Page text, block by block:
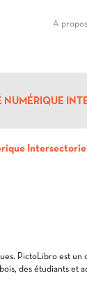
A
PictoLibro est un
des étudiants et